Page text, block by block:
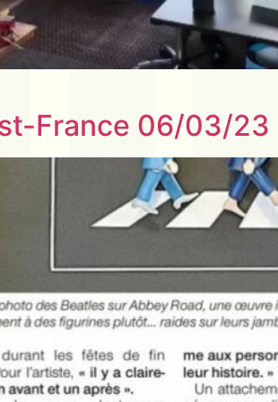
France 06/03/23